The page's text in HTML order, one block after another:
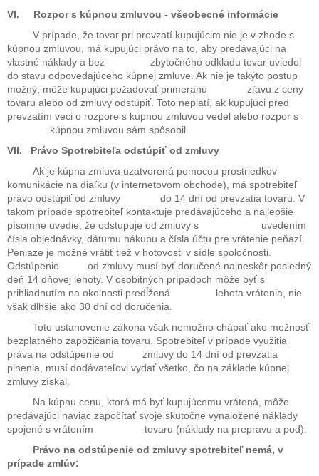
VI. Rozpor s kúpnou zmluvou - všeobecné informácie
V prípade, že tovar pri prevzatí kupujúcim nie je v zhode s
kúpnou zmluvou, má kupujúci právo na to, aby predávajúci na
vlastné náklady a bez zbytočného odkladu tovar uviedol
do stavu odpovedajúceho kúpnej zmluve. Ak nie je takýto postup
možný, môže kupujúci požadovať primeranú zľavu z ceny
tovaru alebo od zmluvy odstúpiť. Toto neplatí, ak kupujúci pred
prevzatím veci o rozpore s kúpnou zmluvou vedel alebo rozpor s
kúpnou zmluvou sám spôsobil.
VII. Právo Spotrebiteľa odstúpiť od zmluvy
Ak je kúpna zmluva uzatvorená pomocou prostriedkov
komunikácie na diaľku (v internetovom obchode), má spotrebiteľ
právo odstúpiť od zmluvy do 14 dní od prevzatia tovaru. V
takom prípade spotrebiteľ kontaktuje predávajúceho a najlepšie
písomne uvedie, že odstupuje od zmluvy s uvedením
čísla objednávky, dátumu nákupu a čísla účtu pre vrátenie peňazí.
Peniaze je možné vrátiť tiež v hotovosti v sídle spoločnosti.
Odstúpenie od zmluvy musí byť doručené najneskôr posledný
deň 14 dňovej lehoty. V osobitných prípadoch môže byť s
prihliadnutím na okolnosti predĺžená lehota vrátenia, nie
však dlhšie ako 30 dní od doručenia.
Toto ustanovenie zákona však nemožno chápať ako možnosť
bezplatného zapožičania tovaru. Spotrebiteľ v prípade využitia
práva na odstúpenie od zmluvy do 14 dní od prevzatia
plnenia, musí dodávateľovi vydať všetko, čo na základe kúpnej
zmluvy získal.
Na kúpnu cenu, ktorá má byť kupujúcemu vrátená, môže
predávajúci naviac započítať svoje skutočne vynaložené náklady
spojené s vrátením tovaru (náklady na prepravu a pod).
Právo na odstúpenie od zmluvy spotrebiteľ nemá, v
prípade zmlúv: